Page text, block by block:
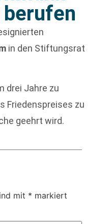
in den Stiftungsrat
drei Jahre zu
Friedenspreises zu
geehrt wird.
mit * markiert